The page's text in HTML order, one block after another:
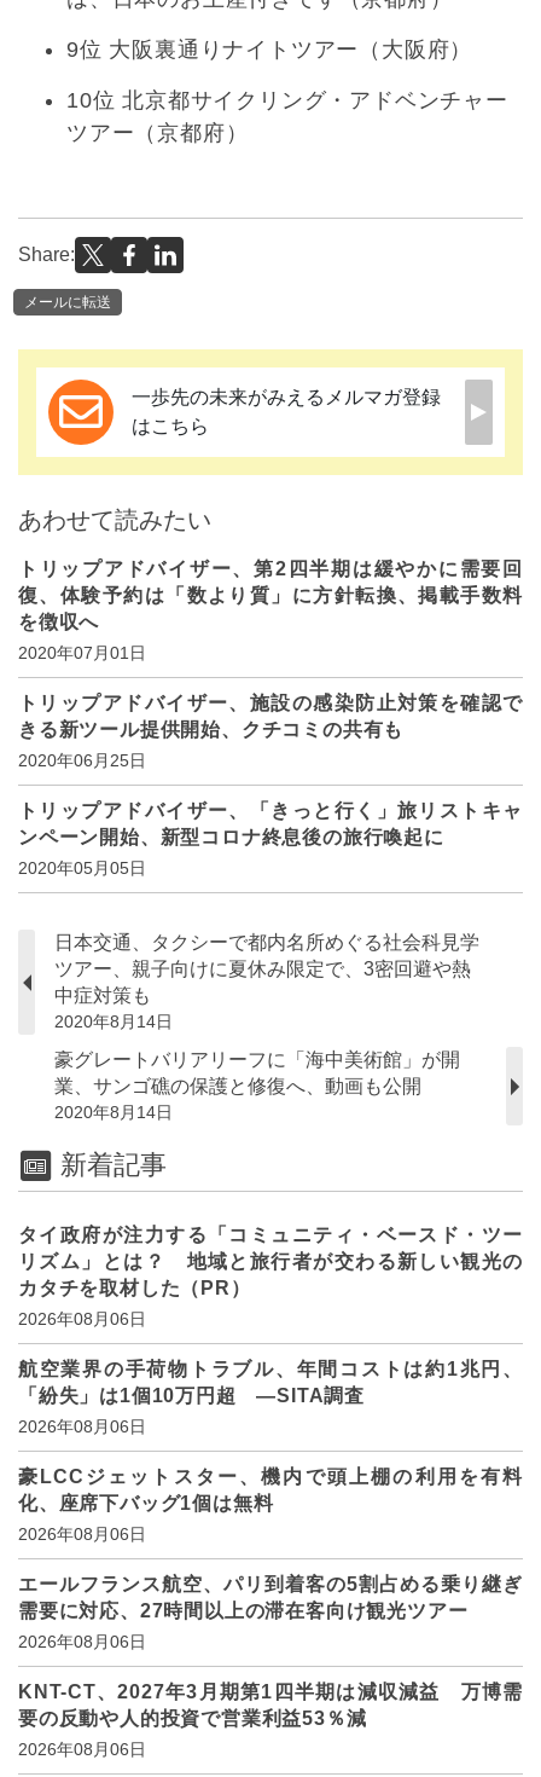
9位 大阪裏通りナイトツアー（大阪府）
10位 北京都サイクリング・アドベンチャー
ツアー（京都府）
Share:
メールに転送
一歩先の未来がみえるメルマガ登録
はこちら
あわせて読みたい
トリップアドバイザー、第2四半期は緩やかに需要回
復、体験予約は「数より質」に方針転換、掲載手数料
を徴収へ
2020年07月01日
トリップアドバイザー、施設の感染防止対策を確認で
きる新ツール提供開始、クチコミの共有も
2020年06月25日
トリップアドバイザー、「きっと行く」旅リストキャ
ンペーン開始、新型コロナ終息後の旅行喚起に
2020年05月05日
日本交通、タクシーで都内名所めぐる社会科見学
ツアー、親子向けに夏休み限定で、3密回避や熱
中症対策も
2020年8月14日
豪グレートバリアリーフに「海中美術館」が開
業、サンゴ礁の保護と修復へ、動画も公開
2020年8月14日
新着記事
タイ政府が注力する「コミュニティ・ベースド・ツー
リズム」とは？ 地域と旅行者が交わる新しい観光の
カタチを取材した（PR）
2026年08月06日
航空業界の手荷物トラブル、年間コストは約1兆円、
「紛失」は1個10万円超 ―SITA調査
2026年08月06日
豪LCCジェットスター、機内で頭上棚の利用を有料
化、座席下バッグ1個は無料
2026年08月06日
エールフランス航空、パリ到着客の5割占める乗り継ぎ
需要に対応、27時間以上の滞在客向け観光ツアー
2026年08月06日
KNT-CT、2027年3月期第1四半期は減収減益 万博需
要の反動や人的投資で営業利益53％減
2026年08月06日